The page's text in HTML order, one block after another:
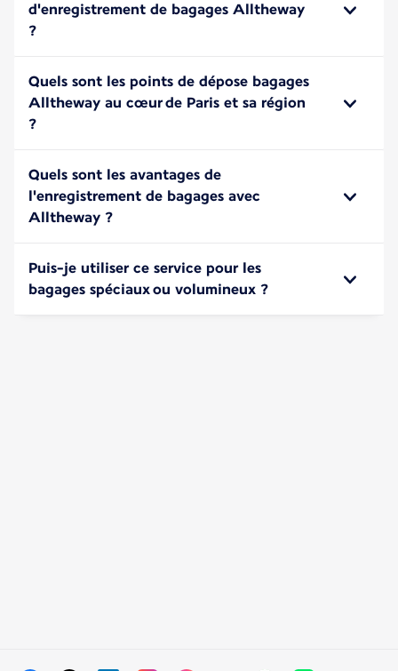
d'enregistrement de bagages Alltheway
?
Quels sont les points de dépose bagages
Alltheway au cœur de Paris et sa région
?
Quels sont les avantages de
l'enregistrement de bagages avec
Alltheway ?
Puis-je utiliser ce service pour les
bagages spéciaux ou volumineux ?